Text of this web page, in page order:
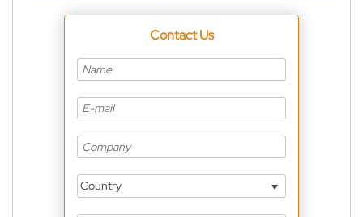
Contact Us
Country